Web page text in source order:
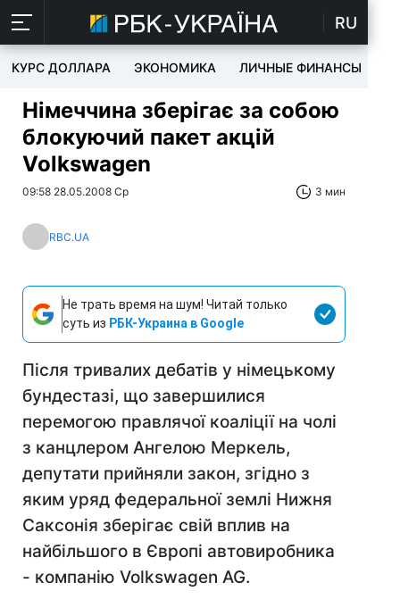
RU
КУРС ДОЛЛАРА ЭКОНОМИКА ЛИЧНЫЕ ФИНАНСЫ
Німеччина зберігає за собою
блокуючий пакет акцій
Volkswagen
09:58 28.05.2008 Ср 3 мин
RBC.UA
Не трать время на шум! Читай только
суть из РБК-Украина в Google
Після тривалих дебатів у німецькому
бундестазі, що завершилися
перемогою правлячої коаліції на чолі
з канцлером Ангелою Меркель,
депутати прийняли закон, згідно з
яким уряд федеральної землі Нижня
Саксонія зберігає свій вплив на
найбільшого в Європі автовиробника
- компанію Volkswagen AG.